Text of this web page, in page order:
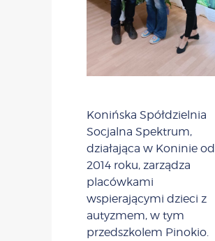
Konińska Spółdzielnia
Socjalna Spektrum,
działająca w Koninie od
2014 roku, zarządza
placówkami
wspierającymi dzieci z
autyzmem, w tym
przedszkolem Pinokio.